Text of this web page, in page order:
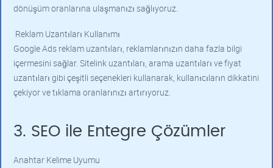
dönüşüm oranlarına ulaşmanızı sağlıyoruz.
Reklam Uzantıları Kullanımı
Google Ads reklam uzantıları, reklamlarınızın daha fazla bilgi
içermesini sağlar. Sitelink uzantıları, arama uzantıları ve fiyat
uzantıları gibi çeşitli seçenekleri kullanarak, kullanıcıların dikkatini
çekiyor ve tıklama oranlarınızı artırıyoruz.
3. SEO ile Entegre Çözümler
Anahtar Kelime Uyumu